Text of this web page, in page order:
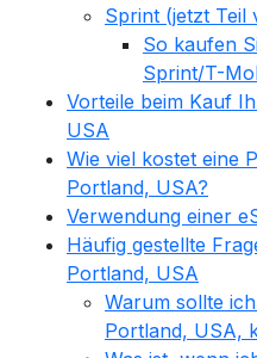
Sprint (jetzt Teil
So kaufen
Sprint/T-
Vorteile beim Kauf
USA
Wie viel kostet eine
Portland, USA?
Verwendung einer
Häufig gestellte
Portland, USA
Warum sollte
Portland, USA,